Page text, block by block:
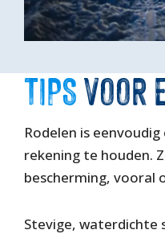
TIPS VOOR
Rodelen is
rekening te houden.
bescherming, vooral
Stevige, waterdichte